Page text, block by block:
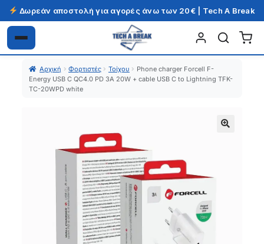
Δωρεάν αποστολή για αγορές άνω των 20€ | Tech A Break
Απευθείας
μετάβαση
πλοήγηση
Μετάβαση
σε
περιεχόμενο
Αρχική Φορτιστές Τοίχου
Phone charger Forcell F-
Energy USB C QC4.0 PD 3A 20W + cable USB C to Lightning TFK-
TC-20WPD white